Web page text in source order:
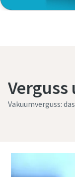
Vakuumverguss: